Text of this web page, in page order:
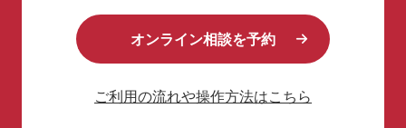
オンライン相談を予約
ご利用の流れや操作方法はこちら